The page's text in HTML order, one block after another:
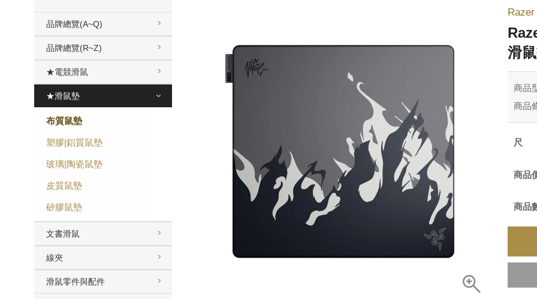
品牌總覽(A~Q)
品牌總覽(R~Z)
★電競滑鼠
★滑鼠墊
布質鼠墊
塑膠|鋁質鼠墊
玻璃|陶瓷鼠墊
皮質鼠墊
矽膠鼠墊
文書滑鼠
線夾
滑鼠零件與配件
滑
商品
商品
商品
商品